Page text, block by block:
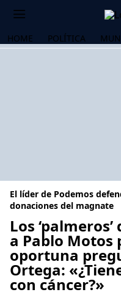
HOME POLÍTICA
El líder de Podemos
donaciones del magnate
Los
a Pablo Motos
oportuna
Ortega:
con cáncer?»